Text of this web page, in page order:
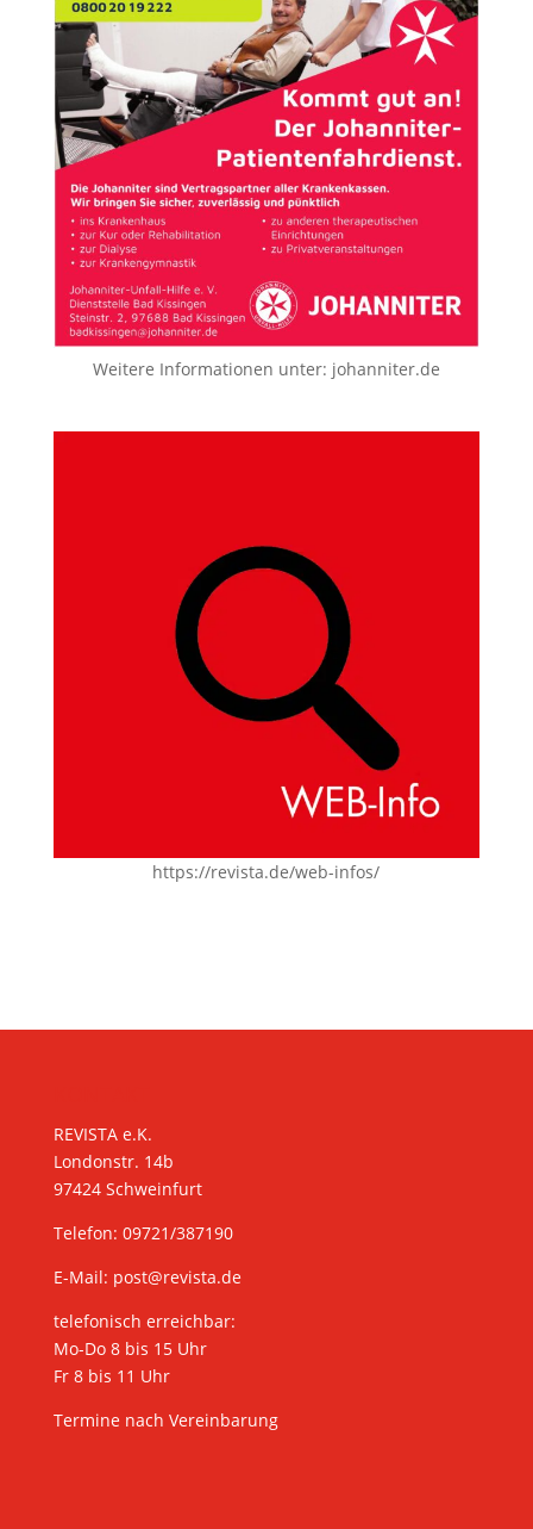
Weitere Informationen unter: johanniter.de
https://revista.de/web-infos/
REVISTA e.K.
Londonstr. 14b
97424 Schweinfurt
Telefon: 09721/387190
E-Mail: post@revista.de
telefonisch erreichbar:
Mo-Do 8 bis 15 Uhr
Fr 8 bis 11 Uhr
Termine nach Vereinbarung